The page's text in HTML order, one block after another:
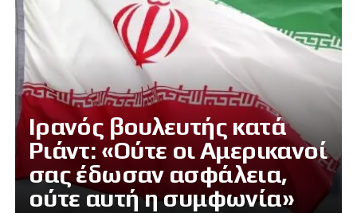
Ιρανός βουλευτής κατά
Ριάντ: «Ούτε οι Αμερικανοί
σας έδωσαν ασφάλεια,
ούτε αυτή η συμφωνία»